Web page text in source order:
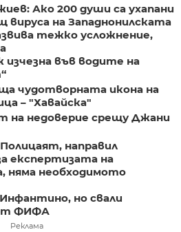
Ако 200 души са ухапани
вируса на Западнонилската
тежко усложнение,
във водите на
чудотворната икона на
– "Хавайска"
на недоверие срещу Джани
направил
експертизата на
няма необходимото
но свали
ФИФА
Реклама